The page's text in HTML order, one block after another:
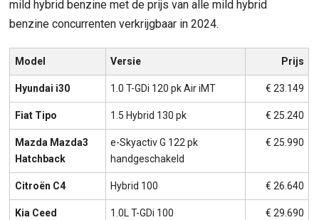
mild hybrid benzine met de prijs van alle mild hybrid
benzine concurrenten verkrijgbaar in 2024.
Model Versie Prijs
Hyundai i30 1.0 T-GDi 120 pk Air iMT € 23.149
Fiat Tipo 1.5 Hybrid 130 pk € 25.240
Mazda Mazda3
Hatchback
e-Skyactiv G 122 pk
handgeschakeld
€ 25.990
Citroën C4 Hybrid 100 € 26.640
Kia Ceed 1.0L T-GDi 100 € 29.690